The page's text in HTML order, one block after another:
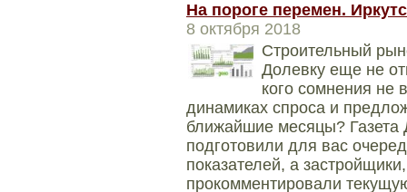
На пороге перемен.
8 октября 2018
​​​​​​​Строительный
Долевку еще не
кого сомнения не
динамиках спроса и
ближайшие месяцы? Газета
подготовили для вас
показателей, а
прокомментировали